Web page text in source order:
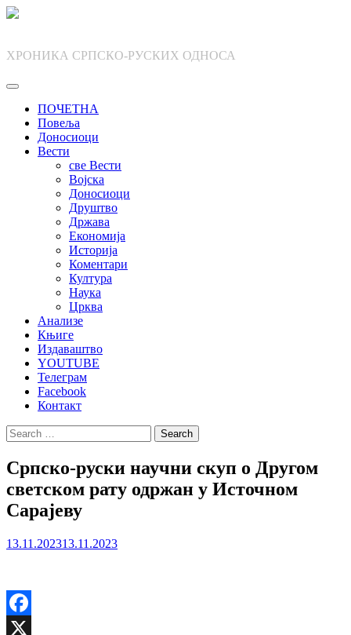
Skip
ХРОНИКА СРПСКО-РУСКИХ ОДНОСА
ПОЧЕТНА
Повеља
Доносиоци
Вести
све Вести
Војска
Доносиоци
Друштво
Држава
Економија
Историја
Коментари
Култура
Наука
Црква
Анализе
Књиге
Издаваштво
YOUTUBE
Телеграм
Facebook
Контакт
Search
for:
Српско-руски научни скуп о Другом
светском рату одржан у Источном
Сарајеву
13.11.202313.11.2023
Facebook